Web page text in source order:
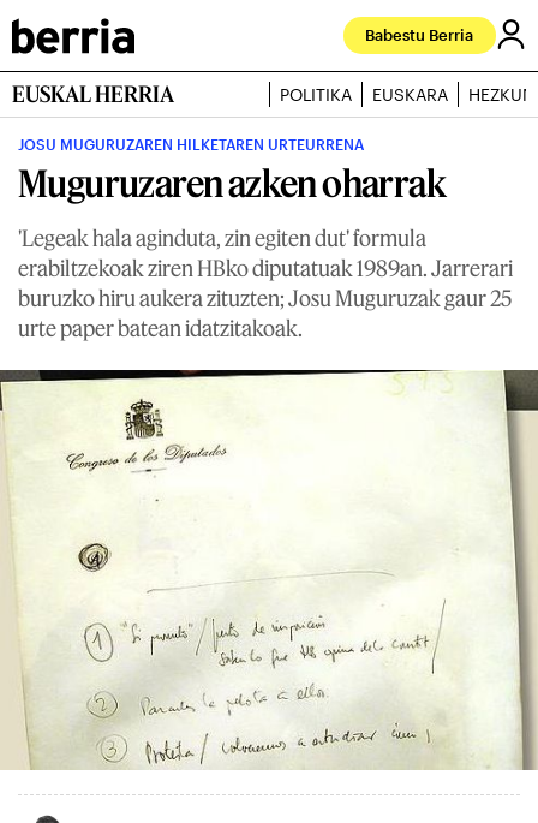
Babestu Berria
EUSKAL HERRIA POLITIKA EUSKARA
JOSU MUGURUZAREN HILKETAREN URTEURRENA
Muguruzaren azken oharrak
'Legeak hala aginduta, zin egiten dut' formula
erabiltzekoak ziren HBko diputatuak 1989an. Jarrerari
buruzko hiru aukera zituzten; Josu Muguruzak gaur 25
urte paper batean idatzitakoak.